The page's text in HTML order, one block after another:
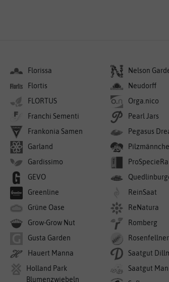
Florissa
Flortis
FLORTUS
Franchi Sementi
Frankonia Samen
Garland
Gardissimo
GEVO
Greenline
Grüne Oase
Grow-Grow Nut
Gusta Garden
Hauert Manna
Holland Park
Blumenzwiebeln
Nelson
Neudorff
Orga.nico
Pearl Jars
Pegasus
ReinSaat
ReNatura
Romberg
Saatgut
Saatgut